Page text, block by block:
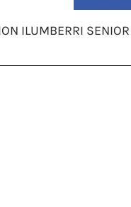
ILUMBERRI SENIOR